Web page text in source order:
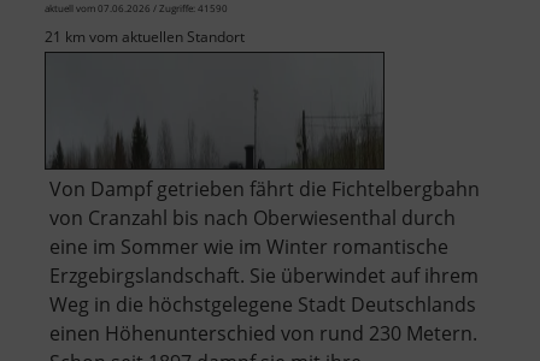
aktuell vom 07.06.2026 / Zugriffe: 41590
21 km vom aktuellen Standort
Von Dampf getrieben fährt die Fichtelbergbahn
von Cranzahl bis nach Oberwiesenthal durch
eine im Sommer wie im Winter romantische
Erzgebirgslandschaft. Sie überwindet auf ihrem
Weg in die höchstgelegene Stadt Deutschlands
einen Höhenunterschied von rund 230 Metern.